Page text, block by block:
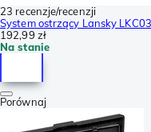
23 recenzje/recenzji
System ostrzący Lansky
192,99 zł
Na stanie
Porównaj